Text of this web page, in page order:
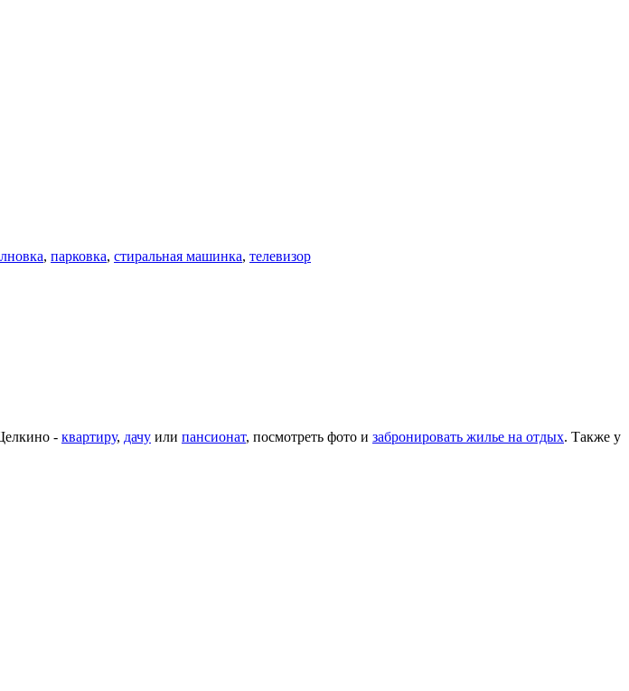
, парковка, стиральная машинка, телевизор
- квартиру, дачу или пансионат, посмотреть фото и забронировать жилье на отдых. Также у